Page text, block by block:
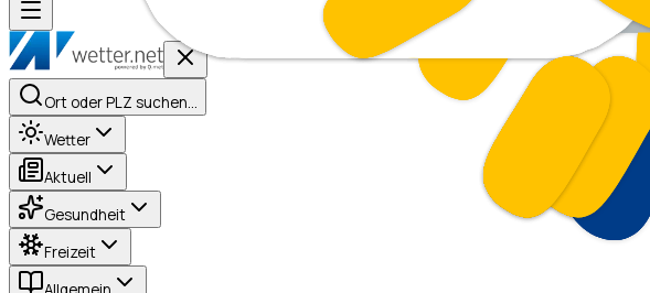
Ort oder PLZ suchen…
Wetter
Aktuell
Gesundheit
Freizeit